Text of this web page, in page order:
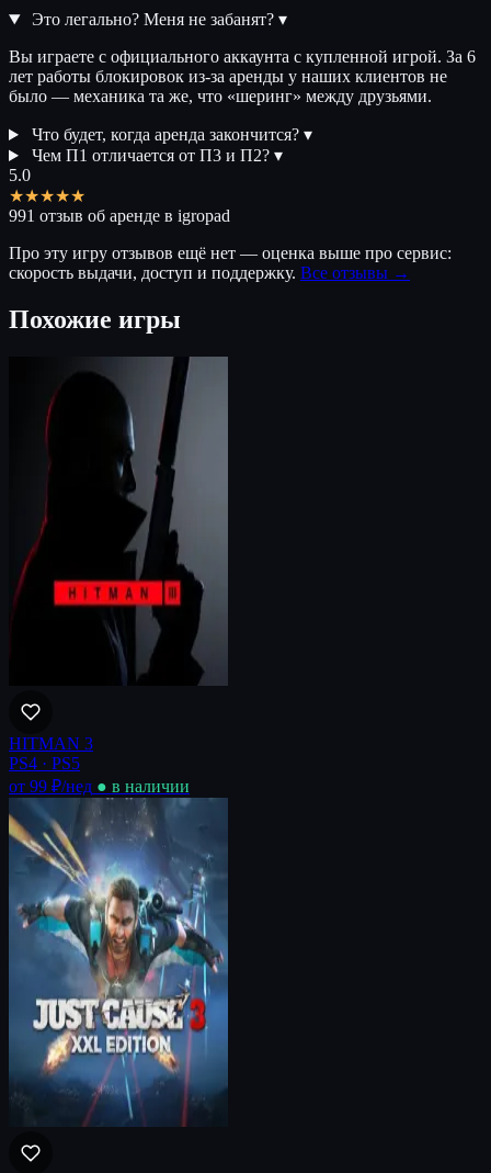
Это легально? Меня не забанят? ▾
Вы играете с официального аккаунта с купленной игрой. За 6
лет работы блокировок из-за аренды у наших клиентов не
было — механика та же, что «шеринг» между друзьями.
Что будет, когда аренда закончится? ▾
Чем П1 отличается от П3 и П2? ▾
5.0
★★★★★
991 отзыв об аренде в igropad
Про эту игру отзывов ещё нет — оценка выше про сервис:
скорость выдачи, доступ и поддержку. Все отзывы →
Похожие игры
HITMAN 3
PS4 · PS5
от 99 ₽/нед ● в наличии